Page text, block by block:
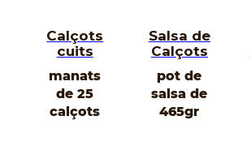
Calçots
cuits
manats
de 25
calçots
Salsa de
Calçots
pot de
salsa de
465gr